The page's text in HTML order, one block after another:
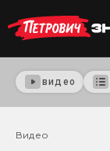
видео
Видео